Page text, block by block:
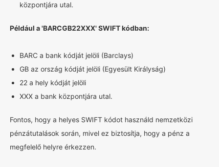
központjára utal.
Például a 'BARCGB22XXX' SWIFT kódban:
BARC a bank kódját jelöli (Barclays)
GB az ország kódját jelöli (Egyesült Királyság)
22 a hely kódját jelöli
XXX a bank központjára utal.
Fontos, hogy a helyes SWIFT kódot használd nemzetközi
pénzátutalások során, mivel ez biztosítja, hogy a pénz a
megfelelő helyre érkezzen.